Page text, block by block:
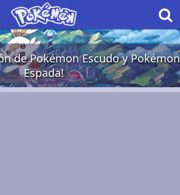
de Pokémon Escudo y Pokémon
Espada!